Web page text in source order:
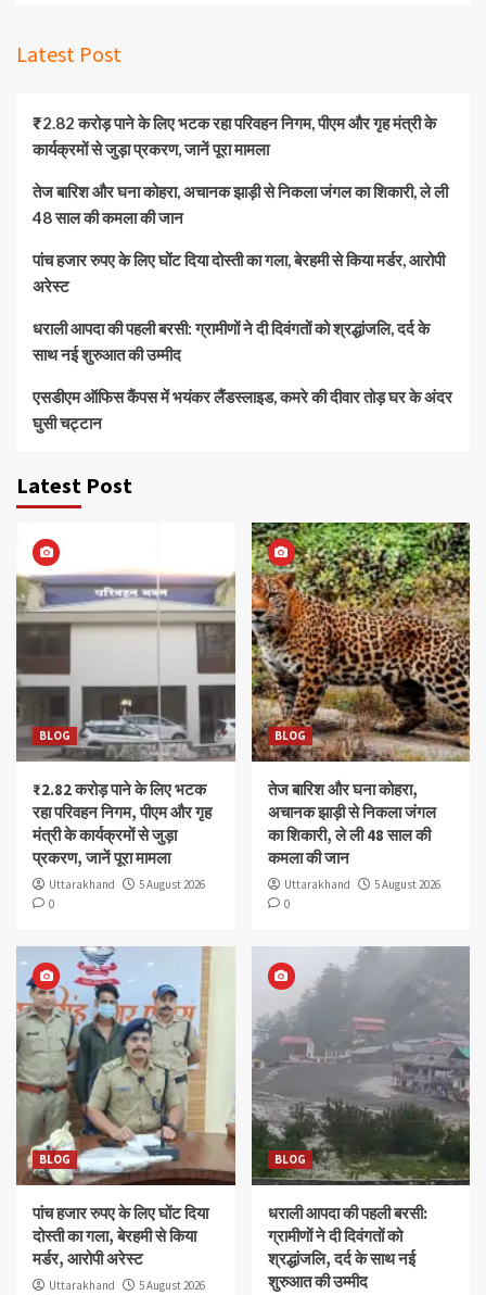
Latest Post
₹2.82 करोड़ पाने के लिए भटक रहा परिवहन निगम, पीएम और गृह मंत्री के
कार्यक्रमों से जुड़ा प्रकरण, जानें पूरा मामला
तेज बारिश और घना कोहरा, अचानक झाड़ी से निकला जंगल का शिकारी, ले ली
48 साल की कमला की जान
पांच हजार रुपए के लिए घोंट दिया दोस्ती का गला, बेरहमी से किया मर्डर, आरोपी
अरेस्ट
धराली आपदा की पहली बरसी: ग्रामीणों ने दी दिवंगतों को श्रद्धांजलि, दर्द के
साथ नई शुरुआत की उम्मीद
एसडीएम ऑफिस कैंपस में भयंकर लैंडस्लाइड, कमरे की दीवार तोड़ घर के अंदर
घुसी चट्टान
Latest Post
BLOG
₹2.82 करोड़ पाने के लिए भटक
रहा परिवहन निगम, पीएम और गृह
मंत्री के कार्यक्रमों से जुड़ा
प्रकरण, जानें पूरा मामला
Uttarakhand
5 August 2026
0
BLOG
तेज बारिश और घना कोहरा,
अचानक झाड़ी से निकला जंगल
का शिकारी, ले ली 48 साल की
कमला की जान
Uttarakhand
5 August 2026
0
BLOG
पांच हजार रुपए के लिए घोंट दिया
दोस्ती का गला, बेरहमी से किया
मर्डर, आरोपी अरेस्ट
Uttarakhand
5 August 2026
BLOG
धराली आपदा की पहली बरसी:
ग्रामीणों ने दी दिवंगतों को
श्रद्धांजलि, दर्द के साथ नई
शुरुआत की उम्मीद